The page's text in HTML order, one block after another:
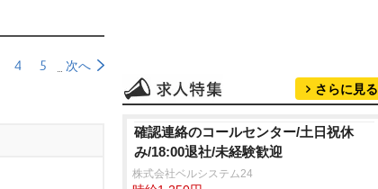
4 5 次へ
さらに見る
確認連絡のコールセンター/土日祝休
み/18:00退社/未経験歓迎
株式会社ベルシステム24